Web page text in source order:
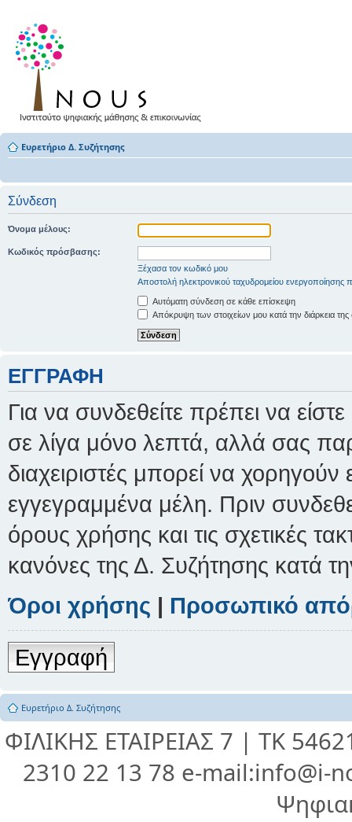
Ευρετήριο Δ. Συζήτησης
Σύνδεση
Όνομα μέλους:
Κωδικός πρόσβασης:
Ξέχασα τον κωδικό μου
Αποστολή ηλεκτρονικού ταχυδρομείου ενεργοποίησης
Αυτόματη σύνδεση σε κάθε επίσκεψη
Απόκρυψη των στοιχείων μου κατά την διάρκεια
ΕΓΓΡΑΦΉ
Για να συνδεθείτε πρέπει να
σε λίγα μόνο λεπτά, αλλά σας
διαχειριστές μπορεί να
εγγεγραμμένα μέλη. Πριν
όρους χρήσης και τις σχετικές
κανόνες της Δ. Συζήτησης κατά
Όροι χρήσης | Προσωπικό
Εγγραφή
Ευρετήριο Δ. Συζήτησης
ΦΙΛΙΚΗΣ ΕΤΑΙΡΕΙΑΣ 7 | ΤΚ
2310 22 13 78 e-mail:info@i-